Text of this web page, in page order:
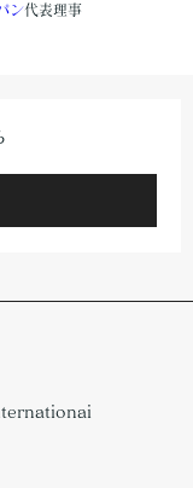
ン代表理事